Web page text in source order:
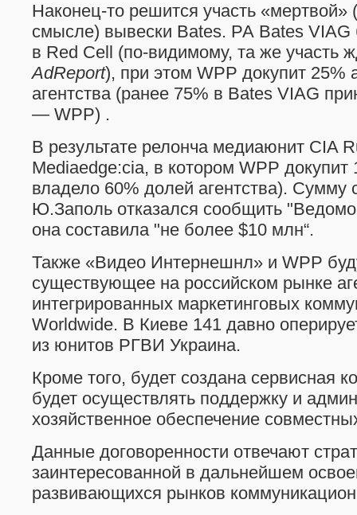
Наконец-то решится участь «мертвой»
смысле) вывески Bates. РА Bates VIAG
в Red Cell (по-видимому, та же участь
AdReport), при этом WPP докупит 25%
агентства (ранее 75% в Bates VIAG
— WPP) .
В результате релонча медиаюнит CIA
Mediaedge:cia, в котором WPP
владело 60% долей агентства). Сумму
Ю.Заполь отказался сообщить
она составила "не более $10 млн“.
Также «Видео Интернешнл» и WPP
существующее на российском рынке
интегрированных маркетинговых
Worldwide. В Киеве 141 давно
из юнитов РГВИ Украина.
Кроме того, будет создана сервисная
будет осуществлять поддержку и
хозяйственное обеспечение
Данные договоренности отвечают
заинтересованной в дальнейшем
развивающихся рынков